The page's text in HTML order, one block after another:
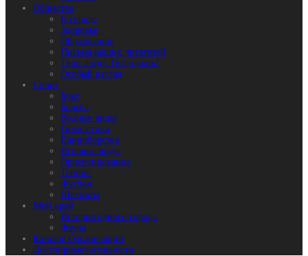
Общество
В городе
Здоровье
Образование
Письма наших читателей
Твои люди, Геленджик!
Особый взгляд
Спорт
Бокс
Борьба
Водные виды
Гимнастика
Единоборства
Игровые виды
Ориентирование
Теннис
Футбол
Шахматы
Мой край
История одного города
Фауна
Каталог Организаций
Достопримечательности